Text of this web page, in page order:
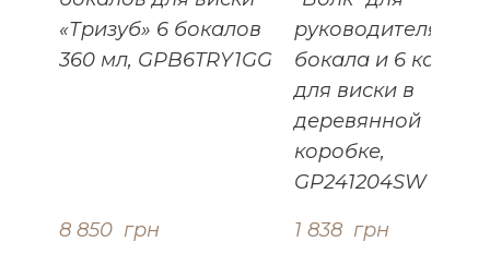
«Тризуб» 6 бокалов
360 мл, GPB6TRY1GG
8 850  грн
руководителя - 2
бокала и 6 камней
для виски в
деревянной
коробке,
GP241204SW
1 838  грн